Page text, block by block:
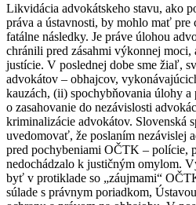
Likvidácia advokátskeho stavu, ako
práva a ústavnosti, by mohlo mať pre
fatálne následky. Je práve úlohou
chránili pred zásahmi výkonnej
justície. V poslednej dobe sme žiaľ,
advokátov – obhajcov,
kauzách, (ii) spochybňovania úlohy a
o zasahovanie do nezávislosti
kriminalizácie advokátov. Slovenská
uvedomovať, že poslaním nezávislej
pred pochybeniami OČTK – polície,
nedochádzalo k justičným omylom.
byť v protiklade so „záujmami“
súlade s právnym poriadkom,